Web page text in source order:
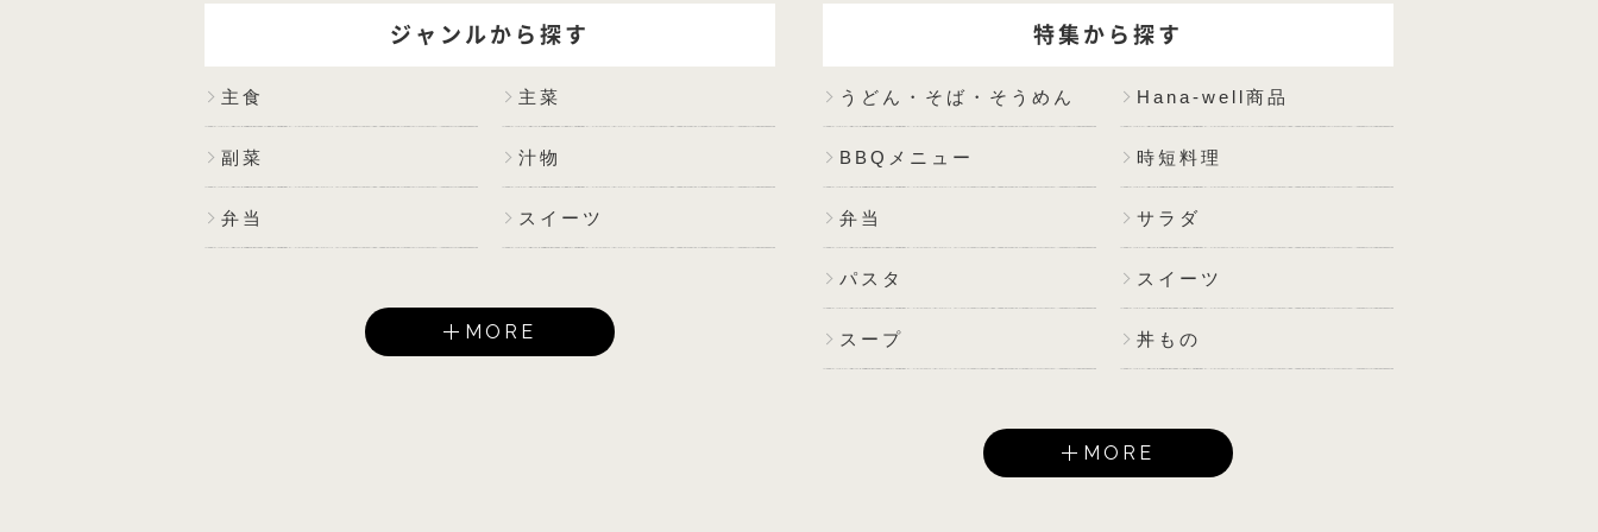
ジャンルから探す
主食 主菜
副菜 汁物
弁当 スイーツ
MORE
特集から探す
うどん・そば・そうめん Hana-well商品
BBQメニュー 時短料理
弁当 サラダ
パスタ スイーツ
スープ 丼もの
MORE